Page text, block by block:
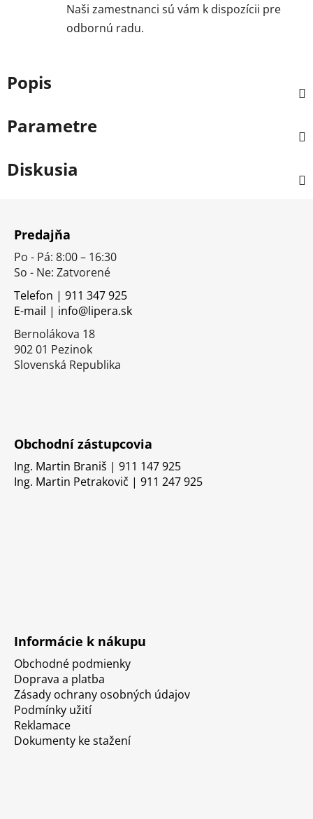
Naši zamestnanci sú vám k dispozícii pre
odbornú radu.
Popis
Parametre
Diskusia
Predajňa
Po - Pá: 8:00 – 16:30
So - Ne: Zatvorené
Telefon | 911 347 925
E-mail | info@lipera.sk
Bernolákova 18
902 01 Pezinok
Slovenská Republika
Obchodní zástupcovia
Ing. Martin Braniš | 911 147 925
Ing. Martin Petrakovič | 911 247 925
Informácie k nákupu
Obchodné podmienky
Doprava a platba
Zásady ochrany osobných údajov
Podmínky užití
Reklamace
Dokumenty ke stažení